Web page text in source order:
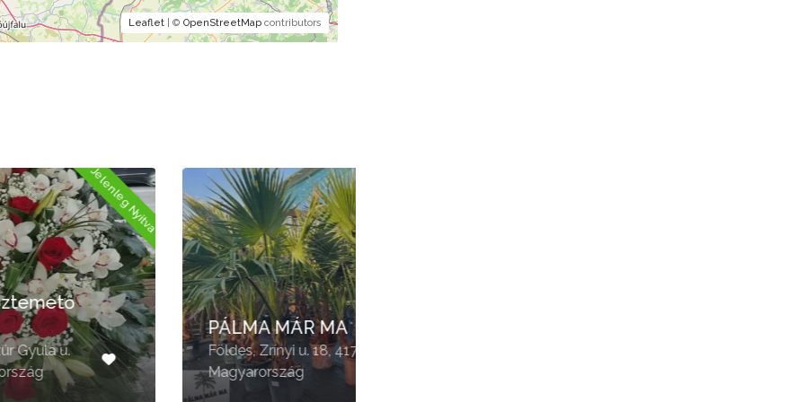
Leaflet| © OpenStreetMapcontributors
Jelenleg Nyitva
PÁLMA MÁR MA
Földes, Zrínyi u. 18, 4177
Magyarország